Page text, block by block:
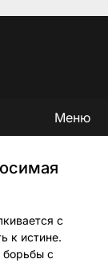
Меню
с
к истине.
с